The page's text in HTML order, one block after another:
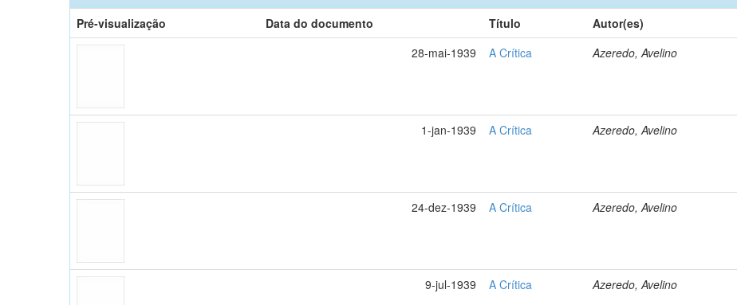
Pré-visualização
Data do documento Título
Autor(es)
28-mai-1939
A Crítica Azeredo, Avelino
1-jan-1939 A Crítica Azeredo, Avelino
24-dez-1939 A Crítica Azeredo, Avelino
9-jul-1939 A Crítica Azeredo, Avelino